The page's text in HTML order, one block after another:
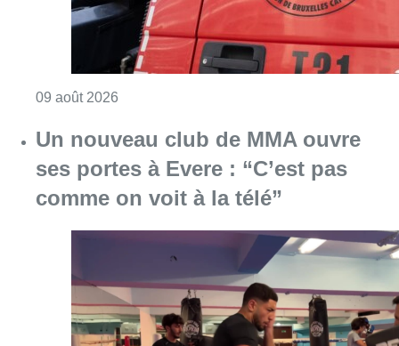
09 août 2026
Un nouveau club de MMA ouvre
ses portes à Evere : “C’est pas
comme on voit à la télé”